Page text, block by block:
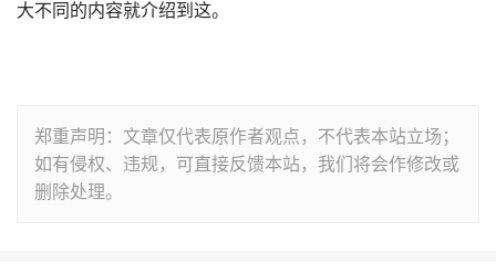
大不同的内容就介绍到这。
郑重声明：文章仅代表原作者观点，不代表本站立场；
如有侵权、违规，可直接反馈本站，我们将会作修改或
删除处理。